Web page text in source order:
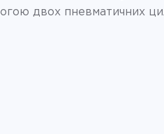
двох пневматичних